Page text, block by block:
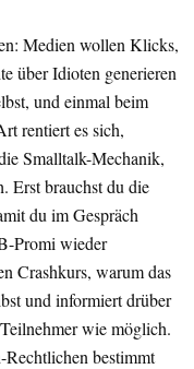
Medien wollen Klicks,
über Idioten generieren
und einmal beim
rentiert es sich,
Smalltalk-Mechanik,
Erst brauchst du die
du im Gespräch
Promi wieder
Crashkurs, warum das
und informiert drüber
wie möglich.
bestimmt